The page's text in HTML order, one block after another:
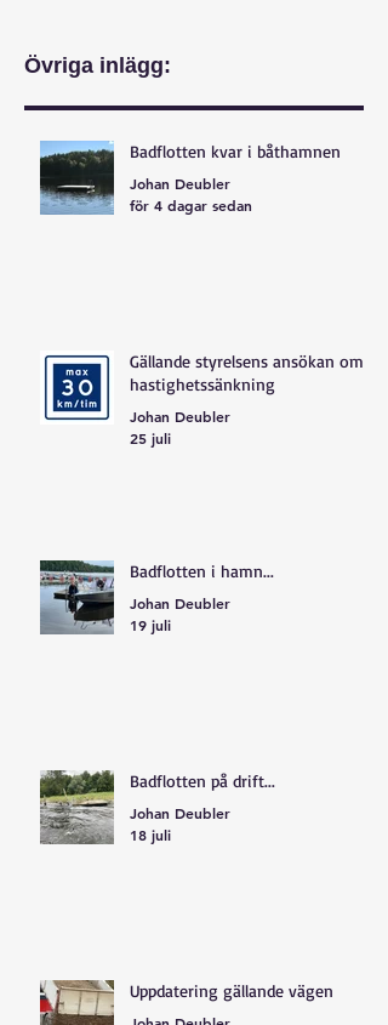
Övriga inlägg:
Badflotten kvar i båthamnen
Johan Deubler
för 4 dagar sedan
Gällande styrelsens ansökan om
hastighetssänkning
Johan Deubler
25 juli
Badflotten i hamn...
Johan Deubler
19 juli
Badflotten på drift...
Johan Deubler
18 juli
Uppdatering gällande vägen